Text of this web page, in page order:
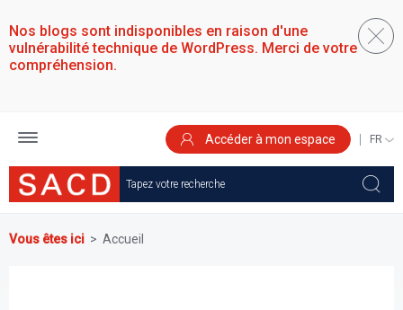
au
contenu
principal
Nos blogs sont indisponibles en raison d'une
vulnérabilité technique de WordPress. Merci de votre
compréhension.
Accéder à mon espace
YOUR
Vous êtes ici Accueil